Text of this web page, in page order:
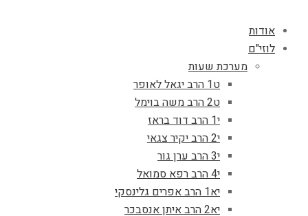
אודות
לוזי"ם
מערכת שעות
ט1 הרב יגאל לאופר
ט2 הרב משה בוימל
י1 הרב דוד בראז
י2 הרב יקיר צגאי
י3 הרב ערן גור
י4 הרב רפא סמואל
יא1 הרב אפרים גלינסקי
יא2 הרב איתן אנסבכר